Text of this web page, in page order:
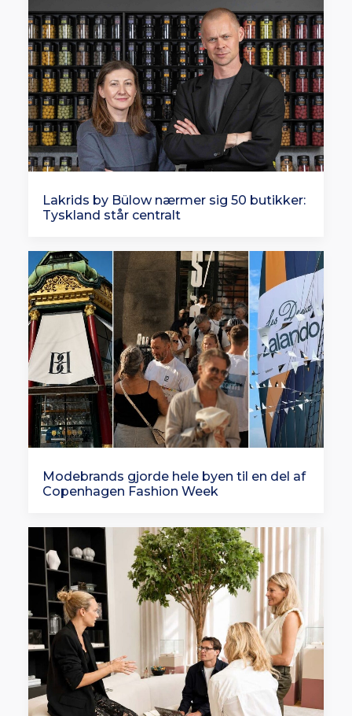
Lakrids by Bülow nærmer sig 50 butikker:
Tyskland står centralt
Modebrands gjorde hele byen til en del af
Copenhagen Fashion Week